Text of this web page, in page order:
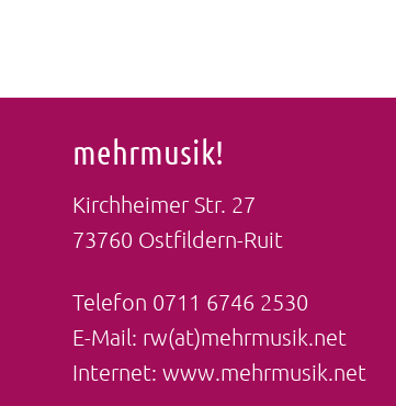
mehrmusik!
Kirchheimer Str. 27
73760 Ostfildern-Ruit
Telefon 0711 6746 2530
E-Mail: rw(at)mehrmusik.net
Internet: www.mehrmusik.net